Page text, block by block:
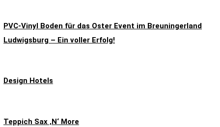
PVC-Vinyl Boden für das Oster Event im Breuningerland
Ludwigsburg – Ein voller Erfolg!
Design Hotels
Teppich Sax ‚N‘ More